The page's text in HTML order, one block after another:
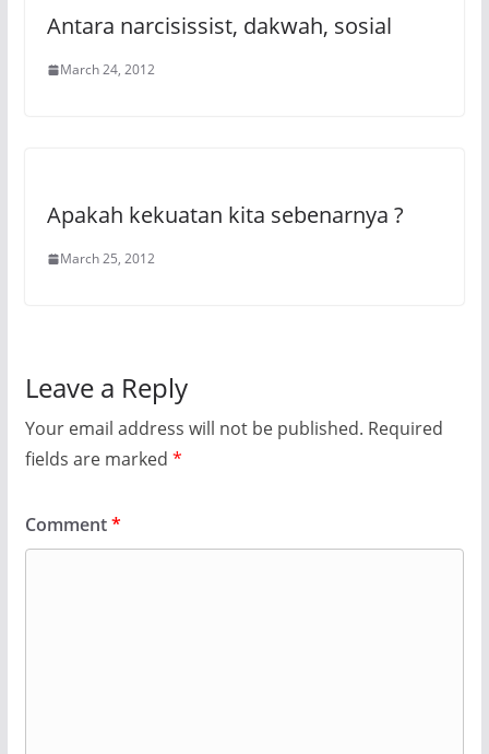
Antara narcisissist, dakwah, sosial
March 24, 2012
Apakah kekuatan kita sebenarnya ?
March 25, 2012
Leave a Reply
Your email address will not be published. Required
fields are marked *
Comment*